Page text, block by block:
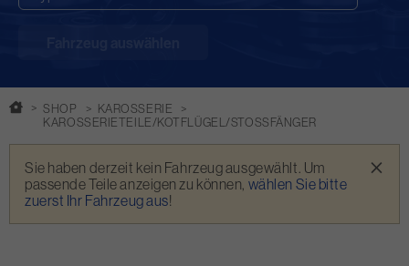
SHOP
KAROSSERIE
KAROSSERIETEILE/KOTFLÜGEL/STOSSFÄNGER
Warnmeldung
Sie haben derzeit kein Fahrzeug ausgewählt. Um
passende Teile anzeigen zu können, wählen Sie bitte
zuerst Ihr Fahrzeug aus!
×